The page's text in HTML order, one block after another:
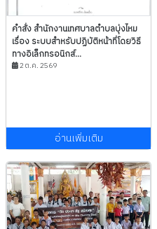
คำสั่ง สำนักงานเทศบาลตำบลบุ่งไหม
เรื่อง ระบบสำหรับปฏิบัติหน้าที่โดยวิธี
ทางอิเล็กทรอนิกส์...
2 ต.ค. 2569
อ่านเพิ่มเติม